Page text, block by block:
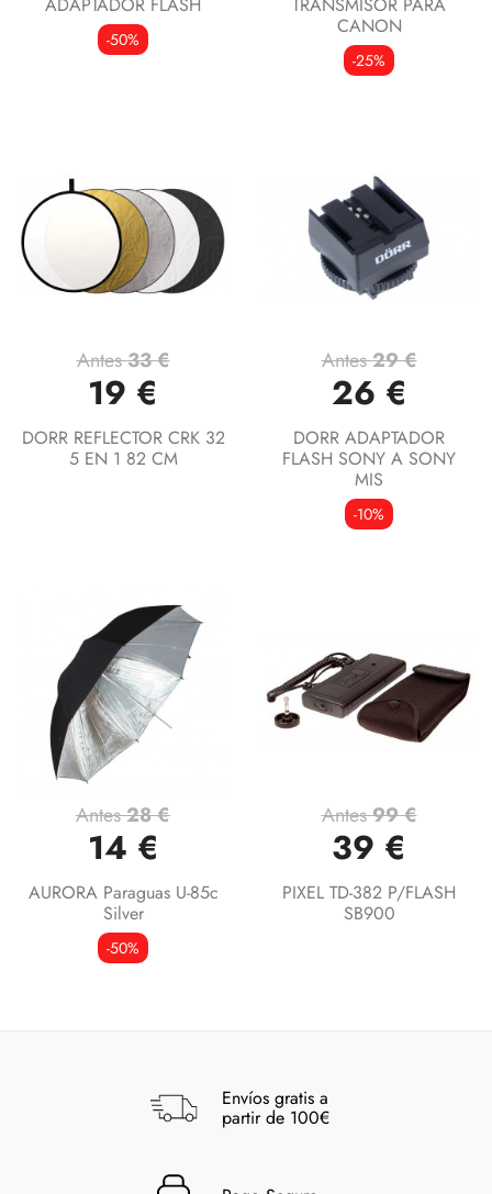
-50%
CANON
-25%
Antes33 €
19 €
DORR REFLECTOR CRK 32
5 EN 1 82 CM
Antes29 €
26 €
DORR ADAPTADOR
FLASH SONY A SONY
MIS
-10%
Antes28 €
14 €
AURORA Paraguas U-85c
Silver
-50%
Antes99 €
39 €
PIXEL TD-382 P/FLASH
SB900
Envíos gratis a
partir de 100€